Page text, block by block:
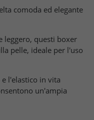
comoda ed elegante
leggero, questi boxer
pelle, ideale per l'uso
l'elastico in vita
un'ampia